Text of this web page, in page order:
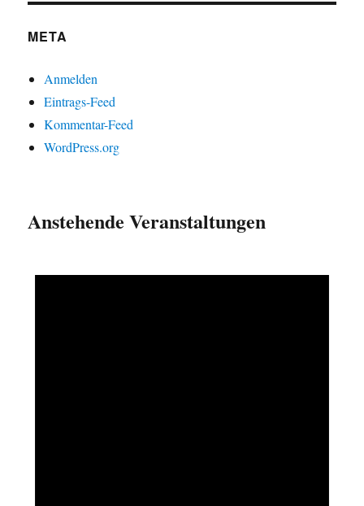
META
Anmelden
Eintrags-Feed
Kommentar-Feed
WordPress.org
Anstehende Veranstaltungen